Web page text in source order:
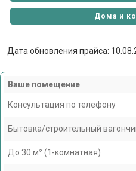
Дома и
Дата обновления прайса:
Ваше помещение
Консультация по телефону
Бытовка/строительный
До 30 м² (1-комнатная)